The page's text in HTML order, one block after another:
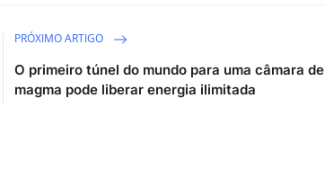
PRÓXIMO ARTIGO
O primeiro túnel do mundo para uma câmara de
magma pode liberar energia ilimitada